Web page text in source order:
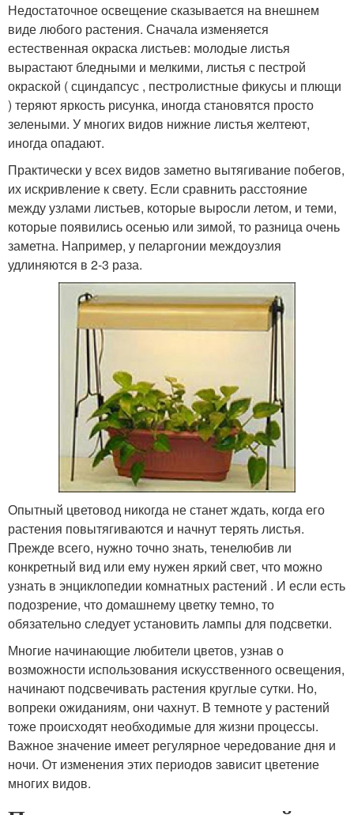
Недостаточное освещение сказывается на внешнем
виде любого растения. Сначала изменяется
естественная окраска листьев: молодые листья
вырастают бледными и мелкими, листья с пестрой
окраской ( сциндапсус , пестролистные фикусы и плющи
) теряют яркость рисунка, иногда становятся просто
зелеными. У многих видов нижние листья желтеют,
иногда опадают.
Практически у всех видов заметно вытягивание побегов,
их искривление к свету. Если сравнить расстояние
между узлами листьев, которые выросли летом, и теми,
которые появились осенью или зимой, то разница очень
заметна. Например, у пеларгонии междоузлия
удлиняются в 2-3 раза.
Опытный цветовод никогда не станет ждать, когда его
растения повытягиваются и начнут терять листья.
Прежде всего, нужно точно знать, тенелюбив ли
конкретный вид или ему нужен яркий свет, что можно
узнать в энциклопедии комнатных растений . И если есть
подозрение, что домашнему цветку темно, то
обязательно следует установить лампы для подсветки.
Многие начинающие любители цветов, узнав о
возможности использования искусственного освещения,
начинают подсвечивать растения круглые сутки. Но,
вопреки ожиданиям, они чахнут. В темноте у растений
тоже происходят необходимые для жизни процессы.
Важное значение имеет регулярное чередование дня и
ночи. От изменения этих периодов зависит цветение
многих видов.